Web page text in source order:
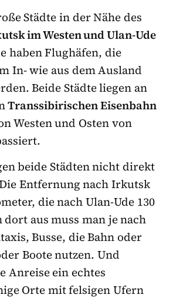
Städte in der Nähe des
im Westen und Ulan-Ude
haben Flughäfen, die
In- wie aus dem Ausland
Beide Städte liegen an
Transsibirischen Eisenbahn
Westen und Osten von
beide Städten nicht direkt
Entfernung nach Irkutsk
die nach Ulan-Ude 130
dort aus muss man je nach
Busse, die Bahn oder
Boote nutzen. Und
Anreise ein echtes
Orte mit felsigen Ufern